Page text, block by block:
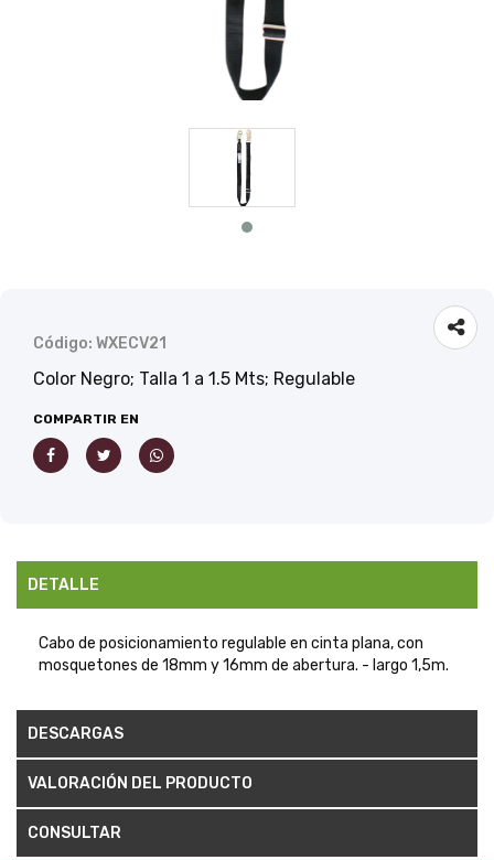
Código: WXECV21
Color Negro; Talla 1 a 1.5 Mts; Regulable
COMPARTIR EN
DETALLE
Cabo de posicionamiento regulable en cinta plana, con
mosquetones de 18mm y 16mm de abertura. - largo 1,5m.
DESCARGAS
VALORACIÓN DEL PRODUCTO
CONSULTAR